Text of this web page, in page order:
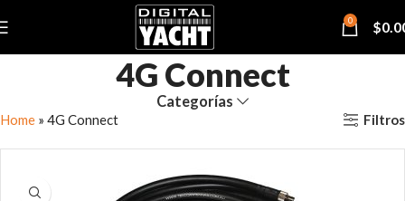
0 $
4G Connect
Categorías
Home » 4G Connect Filtros